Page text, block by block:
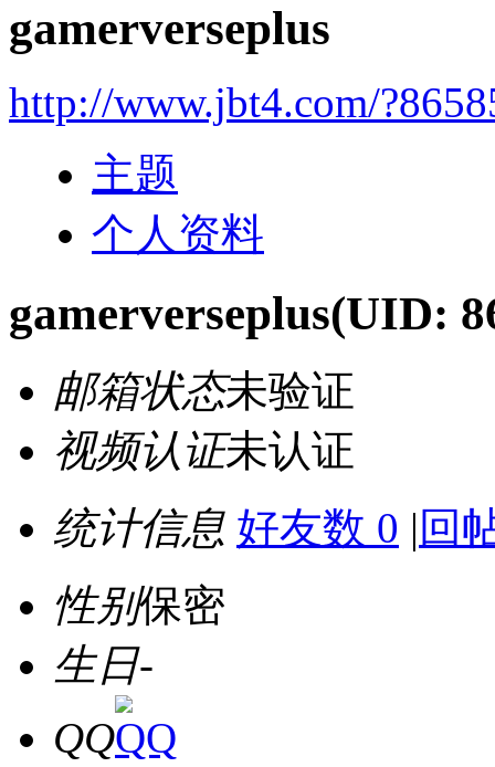
gamerverseplus
http://www.jbt4.com/
主题
个人资料
gamerverseplus(UID:
邮箱状态未验证
视频认证未认证
统计信息 好友数 0 | 回
性别保密
生日-
QQ